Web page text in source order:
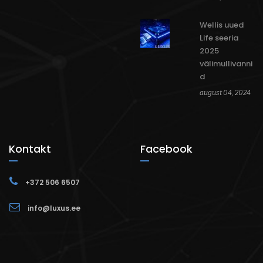
Wellis uued
Life seeria
2025
välimullivanni
d
august 04, 2024
Kontakt
+372 506 6507
info@luxus.ee
Facebook